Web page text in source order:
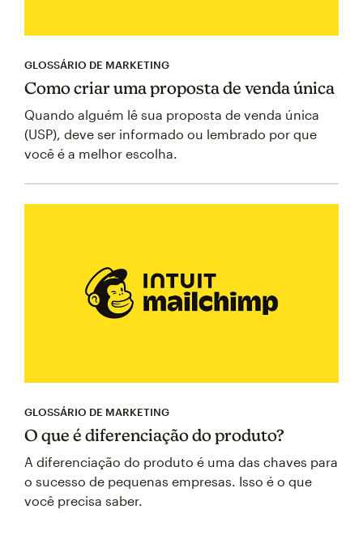
GLOSSÁRIO DE MARKETING
Como criar uma proposta de venda única
Quando alguém lê sua proposta de venda única
(USP), deve ser informado ou lembrado por que
você é a melhor escolha.
GLOSSÁRIO DE MARKETING
O que é diferenciação do produto?
A diferenciação do produto é uma das chaves para
o sucesso de pequenas empresas. Isso é o que
você precisa saber.